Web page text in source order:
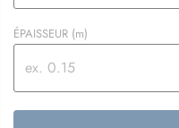
ÉPAISSEUR (m)